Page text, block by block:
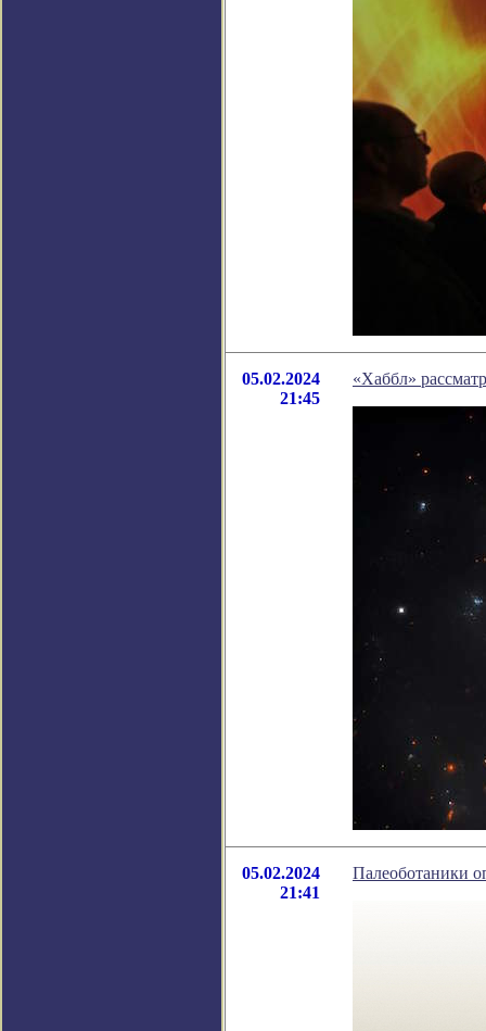
05.02.2024
21:45
«Хаббл»
05.02.2024
21:41
Палеоботаники